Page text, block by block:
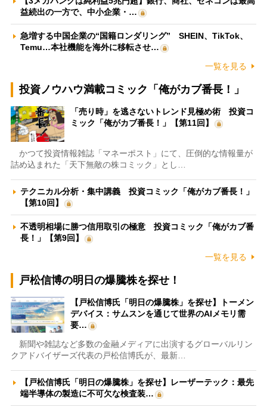
益続出の一方で、中小企業・…
急増する中国企業の“国籍ロンダリング” SHEIN、TikTok、
Temu…本社機能を海外に移転させ…
一覧を見る
投資ノウハウ満載コミック「俺がカブ番長！」
「売り時」を逃さないトレンド見極め術 投資コ
ミック「俺がカブ番長！」【第11回】
かつて投資情報雑誌「マネーポスト」にて、圧倒的な情報量が
詰め込まれた「天下無敵の株コミック」とし…
テクニカル分析・集中講義 投資コミック「俺がカブ番長！」
【第10回】
不透明相場に勝つ信用取引の極意 投資コミック「俺がカブ番
長！」【第9回】
一覧を見る
戸松信博の明日の爆騰株を探せ！
【戸松信博氏「明日の爆騰株」を探せ】トーメン
デバイス：サムスンを通じて世界のAIメモリ需
要…
新聞や雑誌など多数の金融メディアに出演するグローバルリン
クアドバイザーズ代表の戸松信博氏が、最新…
【戸松信博氏「明日の爆騰株」を探せ】レーザーテック：最先
端半導体の製造に不可欠な検査装…